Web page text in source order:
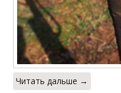
Читать дальше →